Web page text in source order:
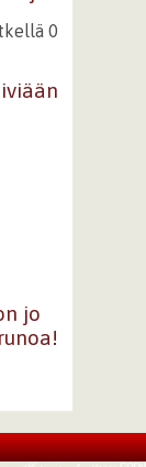
0
jo